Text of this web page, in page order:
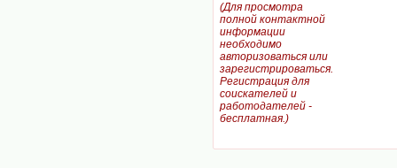
(Для просмотра
полной контактной
информации
необходимо
авторизоваться или
зарегистрироваться.
Регистрация для
соискателей и
работодателей -
бесплатная.)